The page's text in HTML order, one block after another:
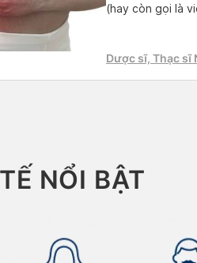
(hay còn gọi là
Dược sĩ, Thạc sĩ
NỔI BẬT